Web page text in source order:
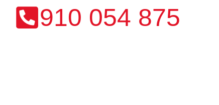
910 054 875